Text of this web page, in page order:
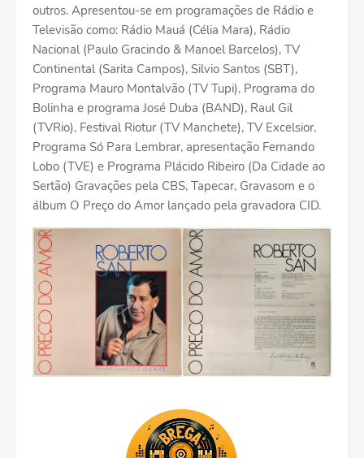
outros. Apresentou-se em programações de Rádio e
Televisão como: Rádio Mauá (Célia Mara), Rádio
Nacional (Paulo Gracindo & Manoel Barcelos), TV
Continental (Sarita Campos), Silvio Santos (SBT),
Programa Mauro Montalvão (TV Tupi), Programa do
Bolinha e programa José Duba (BAND), Raul Gil
(TVRio), Festival Riotur (TV Manchete), TV Excelsior,
Programa Só Para Lembrar, apresentação Fernando
Lobo (TVE) e Programa Plácido Ribeiro (Da Cidade ao
Sertão) Gravações pela CBS, Tapecar, Gravasom e o
álbum O Preço do Amor lançado pela gravadora CID.